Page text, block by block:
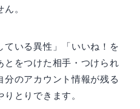
。
ている異性」「いいね！を
とをつけた相手・つけられ
分のアカウント情報が残る
とりできます。